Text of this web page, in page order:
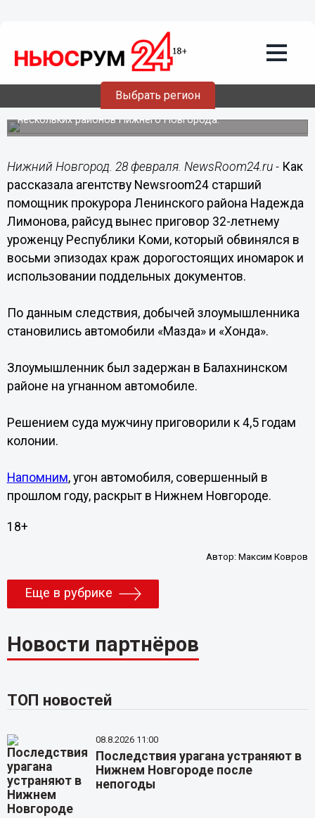
Выбрать регион
Мужчина, угнавший восемь дорогих
иномарок, осужден в Нижнем
Новгороде
Преступления происходили в 2017 году на территории
нескольких районов Нижнего Новгорода.
Нижний Новгород. 28 февраля. NewsRoom24.ru - Как
рассказала агентству Newsroom24 старший
помощник прокурора Ленинского района Надежда
Лимонова, райсуд вынес приговор 32-летнему
уроженцу Республики Коми, который обвинялся в
восьми эпизодах краж дорогостоящих иномарок и
использовании поддельных документов.
По данным следствия, добычей злоумышленника
становились автомобили «Мазда» и «Хонда».
Злоумышленник был задержан в Балахнинском
районе на угнанном автомобиле.
Решением суда мужчину приговорили к 4,5 годам
колонии.
Напомним, угон автомобиля, совершенный в
прошлом году, раскрыт в Нижнем Новгороде.
18+
Автор:Максим Ковров
Еще в рубрике
Новости партнёров
ТОП новостей
08.8.2026 11:00
Последствия урагана устраняют в
Нижнем Новгороде после
непогоды